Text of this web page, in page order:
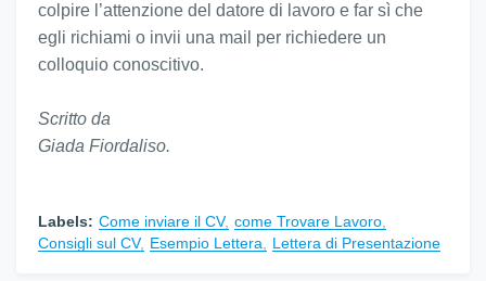
colpire l’attenzione del datore di lavoro e far sì che
egli richiami o invii una mail per richiedere un
colloquio conoscitivo.
Scritto da
Giada Fiordaliso.
Labels: Come inviare il CV come Trovare Lavoro
Consigli sul CV
Esempio Lettera Lettera di Presentazione